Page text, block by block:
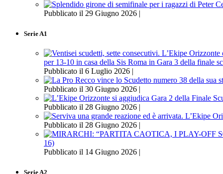
Pubblicato il 29 Giugno 2026 |
Serie A1
per 13-10 in casa della Sis Roma in Gara 3 della finale
Pubblicato il 6 Luglio 2026 |
Pubblicato il 30 Giugno 2026 |
Pubblicato il 28 Giugno 2026 |
Pubblicato il 28 Giugno 2026 |
16)
Pubblicato il 14 Giugno 2026 |
Serie A2